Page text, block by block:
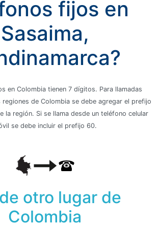
fijos en
Sasaima,
en Colombia tienen 7 dígitos. Para llamadas
de Colombia se debe agregar el prefijo
la región. Si se llama desde un teléfono celular
se debe incluir el prefijo 60.
otro lugar de
Colombia